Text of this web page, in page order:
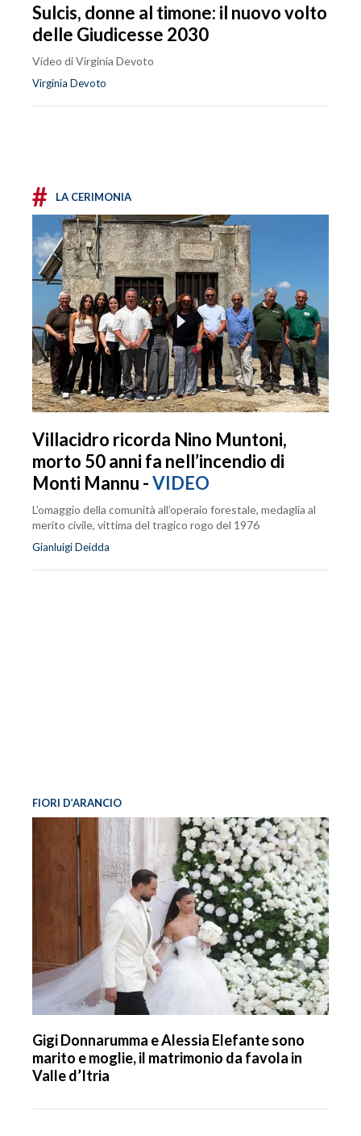
Sulcis, donne al timone: il nuovo volto
delle Giudicesse 2030
Video di Virginia Devoto
Virginia Devoto
# LA CERIMONIA
Villacidro ricorda Nino Muntoni,
morto 50 anni fa nell’incendio di
Monti Mannu -VIDEO
L’omaggio della comunità all’operaio forestale, medaglia al
merito civile, vittima del tragico rogo del 1976
Gianluigi Deidda
FIORI D’ARANCIO
Gigi Donnarumma e Alessia Elefante sono
marito e moglie, il matrimonio da favola in
Valle d’Itria